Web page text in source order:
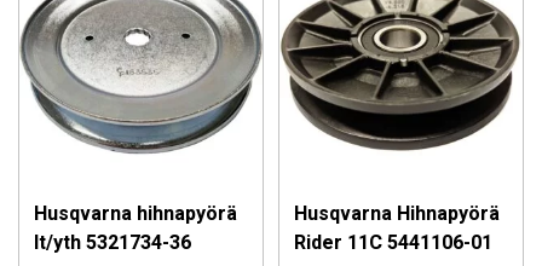
Husqvarna hihnapyörä
lt/yth 5321734-36
Husqvarna Hihnapyörä
Rider 11C 5441106-01